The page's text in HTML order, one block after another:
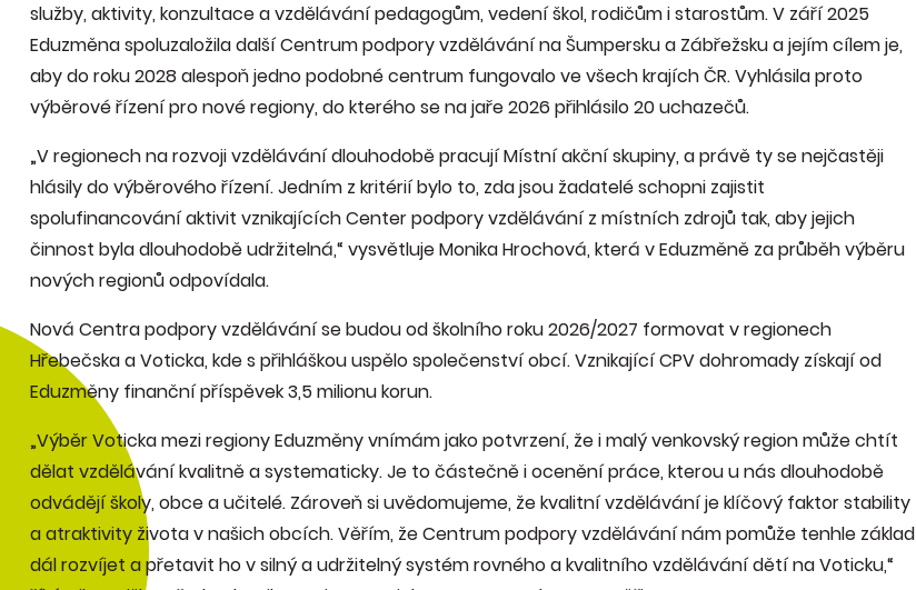
služby, aktivity, konzultace a vzdělávání pedagogům, vedení škol, rodičům i starostům. V září 2025
Eduzměna spoluzaložila další Centrum podpory vzdělávání na Šumpersku a Zábřežsku a jejím cílem je,
aby do roku 2028 alespoň jedno podobné centrum fungovalo ve všech krajích ČR. Vyhlásila proto
výběrové řízení pro nové regiony, do kterého se na jaře 2026 přihlásilo 20 uchazečů.
„V regionech na rozvoji vzdělávání dlouhodobě pracují Místní akční skupiny, a právě ty se nejčastěji
hlásily do výběrového řízení. Jedním z kritérií bylo to, zda jsou žadatelé schopni zajistit
spolufinancování aktivit vznikajících Center podpory vzdělávání z místních zdrojů tak, aby jejich
činnost byla dlouhodobě udržitelná,“ vysvětluje Monika Hrochová, která v Eduzměně za průběh výběru
nových regionů odpovídala.
Nová Centra podpory vzdělávání se budou od školního roku 2026/2027 formovat v regionech
Hřebečska a Voticka, kde s přihláškou uspělo společenství obcí. Vznikající CPV dohromady získají od
Eduzměny finanční příspěvek 3,5 milionu korun.
„Výběr Voticka mezi regiony Eduzměny vnímám jako potvrzení, že i malý venkovský region může chtít
dělat vzdělávání kvalitně a systematicky. Je to částečně i ocenění práce, kterou u nás dlouhodobě
odvádějí školy, obce a učitelé. Zároveň si uvědomujeme, že kvalitní vzdělávání je klíčový faktor stability
a atraktivity života v našich obcích. Věřím, že Centrum podpory vzdělávání nám pomůže tenhle základ
dál rozvíjet a přetavit ho v silný a udržitelný systém rovného a kvalitního vzdělávání dětí na Voticku,“